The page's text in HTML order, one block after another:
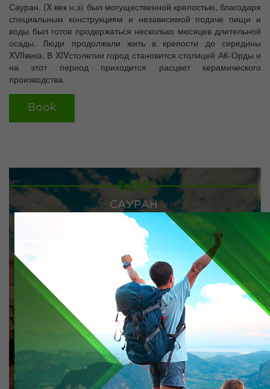
Сауран. (X век н.э) был могущественной крепостью, благодаря
специальным конструкциям и независимой подаче пищи и
воды был готов продержаться несколько месяцев длительной
осады. Люди продолжали жить в крепости до середины
XVIIвека. В XIVстолетии город становится столицей АК-Орды и
на этот период приходится расцвет керамического
производства.
Book
САУРАН
Места посещений:
мавзолей Х.А.Яссави, некрополь, фрагменты
крепостной стены цитадели с воротами, восточная
баня, подземная мечеть Хилвет, Жума мечеть,музей
истории древнего г. Яссы);городище и с ...
from 10500 tg.